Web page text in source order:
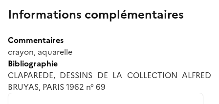
Informations complémentaires
Commentaires
crayon, aquarelle
Bibliographie
CLAPAREDE, DESSINS DE LA COLLECTION ALFRED
BRUYAS, PARIS 1962 n° 69